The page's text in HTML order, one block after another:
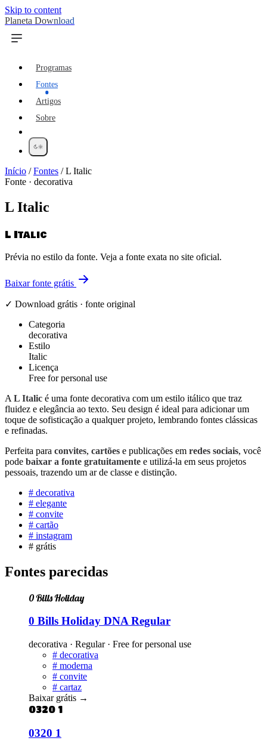
Skip to content
Planeta Download
Programas
Fontes
Artigos
Sobre
Início /Fontes /L Italic
Fonte · decorativa
L Italic
L Italic
Prévia no estilo da fonte. Veja a fonte exata no site oficial.
Baixar fonte grátis
✓ Download grátis · fonte original
Categoria
decorativa
Estilo
Italic
Licença
Free for personal use
A L Italic é uma fonte decorativa com um estilo itálico que traz
fluidez e elegância ao texto. Seu design é ideal para adicionar um
toque de sofisticação a qualquer projeto, lembrando fontes clássicas
e refinadas.
Perfeita para convites, cartões e publicações em redes sociais, você
pode baixar a fonte gratuitamente e utilizá-la em seus projetos
pessoais, trazendo um ar de classe e distinção.
# decorativa
# elegante
# convite
# cartão
# instagram
# grátis
Fontes parecidas
0 Bills Holiday
0 Bills Holiday DNA Regular
decorativa · Regular · Free for personal use
# decorativa
# moderna
# convite
# cartaz
Baixar grátis →
0320 1
0320 1